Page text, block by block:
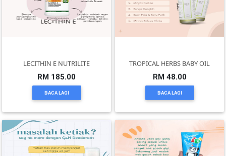
LECITHIN E NUTRILITE
RM 185.00
BACA LAGI
TROPICAL HERBS BABY OIL
RM 48.00
BACA LAGI
LAIN
KEPERLUAN(16)
NEGERI
SELANGOR(37)
PAHANG(13)